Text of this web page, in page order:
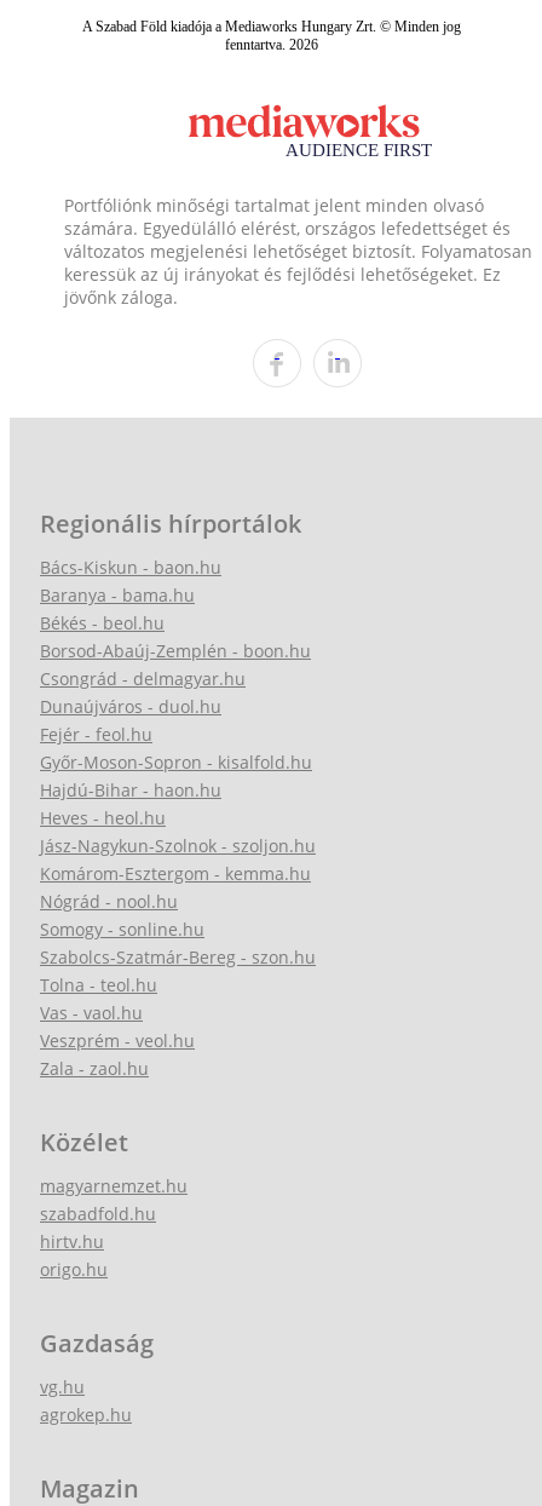
A Szabad Föld kiadója a Mediaworks Hungary Zrt. © Minden jog
fenntartva. 2026
Portfóliónk minőségi tartalmat jelent minden olvasó
számára. Egyedülálló elérést, országos lefedettséget és
változatos megjelenési lehetőséget biztosít. Folyamatosan
keressük az új irányokat és fejlődési lehetőségeket. Ez
jövőnk záloga.
Regionális hírportálok
Bács-Kiskun - baon.hu
Baranya - bama.hu
Békés - beol.hu
Borsod-Abaúj-Zemplén - boon.hu
Csongrád - delmagyar.hu
Dunaújváros - duol.hu
Fejér - feol.hu
Győr-Moson-Sopron - kisalfold.hu
Hajdú-Bihar - haon.hu
Heves - heol.hu
Jász-Nagykun-Szolnok - szoljon.hu
Komárom-Esztergom - kemma.hu
Nógrád - nool.hu
Somogy - sonline.hu
Szabolcs-Szatmár-Bereg - szon.hu
Tolna - teol.hu
Vas - vaol.hu
Veszprém - veol.hu
Zala - zaol.hu
Közélet
magyarnemzet.hu
szabadfold.hu
hirtv.hu
origo.hu
Gazdaság
vg.hu
agrokep.hu
Magazin